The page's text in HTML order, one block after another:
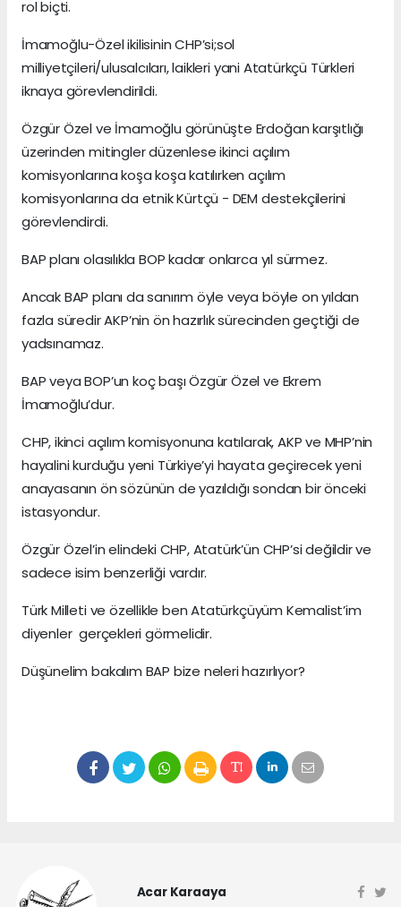
rol biçti.
İmamoğlu-Özel ikilisinin CHP’si;sol
milliyetçileri/ulusalcıları, laikleri yani Atatürkçü Türkleri
iknaya görevlendirildi.
Özgür Özel ve İmamoğlu görünüşte Erdoğan karşıtlığı
üzerinden mitingler düzenlese ikinci açılım
komisyonlarına koşa koşa katılırken açılım
komisyonlarına da etnik Kürtçü - DEM destekçilerini
görevlendirdi.
BAP planı olasılıkla BOP kadar onlarca yıl sürmez.
Ancak BAP planı da sanırım öyle veya böyle on yıldan
fazla süredir AKP’nin ön hazırlık sürecinden geçtiği de
yadsınamaz.
BAP veya BOP’un koç başı Özgür Özel ve Ekrem
İmamoğlu’dur.
CHP, ikinci açılım komisyonuna katılarak, AKP ve MHP’nin
hayalini kurduğu yeni Türkiye’yi hayata geçirecek yeni
anayasanın ön sözünün de yazıldığı sondan bir önceki
istasyondur.
Özgür Özel’in elindeki CHP, Atatürk’ün CHP’si değildir ve
sadece isim benzerliği vardır.
Türk Milleti ve özellikle ben Atatürkçüyüm Kemalist’im
diyenler gerçekleri görmelidir.
Düşünelim bakalım BAP bize neleri hazırlıyor?
Acar Karaaya